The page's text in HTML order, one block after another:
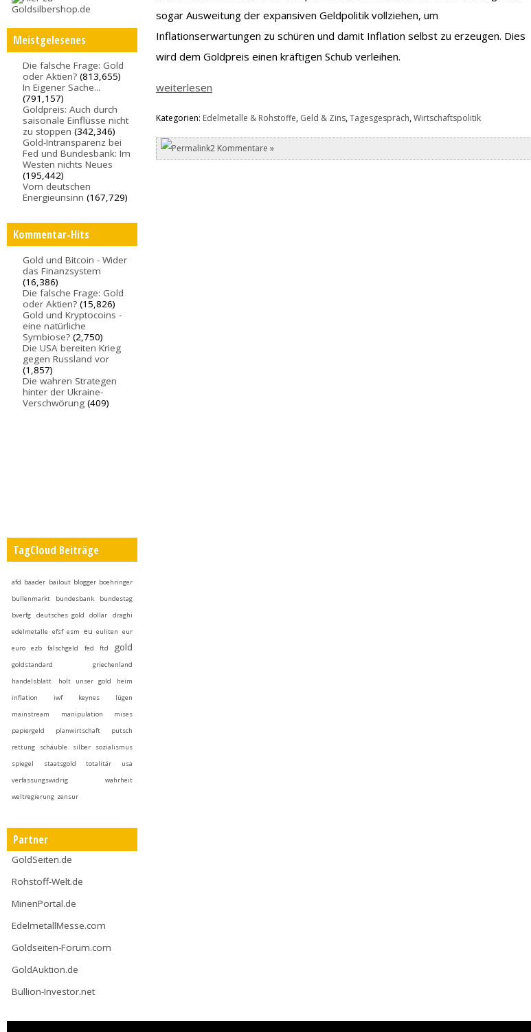
Meistgelesenes
Die falsche Frage: Gold
oder Aktien? (813,655)
In Eigener Sache...
(791,157)
Goldpreis: Auch durch
saisonale Einflüsse nicht
zu stoppen (342,346)
Gold-Intransparenz bei
Fed und Bundesbank: Im
Westen nichts Neues
(195,442)
Vom deutschen
Energieunsinn (167,729)
Kommentar-Hits
Gold und Bitcoin - Wider
das Finanzsystem
(16,386)
Die falsche Frage: Gold
oder Aktien? (15,826)
Gold und Kryptocoins -
eine natürliche
Symbiose? (2,750)
Die USA bereiten Krieg
gegen Russland vor
(1,857)
Die wahren Strategen
hinter der Ukraine-
Verschwörung (409)
TagCloud Beiträge
afd baader bailout blogger boehringer
bullenmarkt
bundesbank
bundestag
bverfg
deutsches gold dollar
draghi
edelmetalle efsf esm eu euliten eur
euro
ezb falschgeld fed ftd gold
goldstandard
griechenland
handelsblatt
holt unser gold heim
inflation
iwf keynes
lügen
mainstream
manipulation
mises
papiergeld
planwirtschaft
putsch
rettung
schäuble silber
sozialismus
spiegel
staatsgold totalitär
usa
verfassungswidrig
wahrheit
weltregierung zensur
Partner
GoldSeiten.de
Rohstoff-Welt.de
MinenPortal.de
EdelmetallMesse.com
Goldseiten-Forum.com
GoldAuktion.de
Bullion-Investor.net
sogar Ausweitung der expansiven Geldpolitik vollziehen, um
Inflationserwartungen zu schüren und damit Inflation selbst zu erzeugen. Dies
wird dem Goldpreis einen kräftigen Schub verleihen.
weiterlesen
Kategorien: Edelmetalle & Rohstoffe, Geld & Zins,Tagesgespräch,Wirtschaftspolitik
2 Kommentare »